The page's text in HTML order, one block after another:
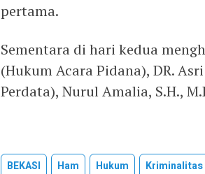
pertama.
Sementara di hari kedua
(Hukum Acara Pidana), DR.
Perdata), Nurul Amalia, S.H.,
BEKASI Ham Hukum Kriminalitas